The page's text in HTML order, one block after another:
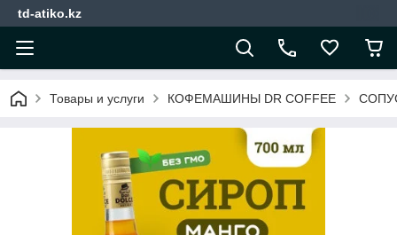
td-atiko.kz
Товары и услуги КОФЕМАШИНЫ DR COFFEE